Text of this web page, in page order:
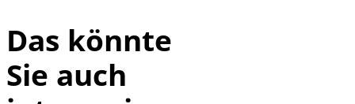
Das könnte
Sie auch